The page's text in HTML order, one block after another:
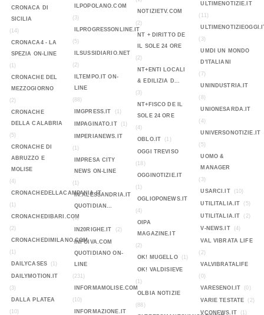
CRONACA DI
SICILIA
(14)
CRONACA4 - LA
SPEZIA ON-LINE
(1)
CRONACHE DEL
MEZZOGIORNO
(2)
CRONACHE
DELLA CALABRIA
(5)
CRONACHE DI
ABRUZZO E
MOLISE
(4)
CRONACHEDELLACAMPANIA.IT
(1)
CRONACHEDIBARI.COM
(2)
CRONACHEDIMILANO.COM
(1)
DAILYCASES
(1)
DAILYMOTION.IT
(3)
DALLA PLATEA
(10)
ILPOPOLANO.COM
(3)
ILPROGRESSONLINE.IT
(5)
ILSUSSIDIARIO.NET
(2)
ILTEMPO.IT ON-
LINE
(88)
IMGPRESS.IT
(1)
IMPAGINATO.IT (1)
IMPERIANEWS.IT
(1)
IMPRESA CITY
NEWS ON-LINE
(1)
IN.ALESSANDRIA.IT
QUOTIDIAN...
(1)
IN20RIGHE.IT
(2)
INFOIVA.COM
QUOTIDIANO ON-
LINE
(231)
INFORMAMOLISE.COM
(10)
INFORMAZIONE.IT
NOTIZIETV.COM
(2)
NT + DIRITTO DE
IL SOLE 24 ORE
(2)
NT+ENTI LOCALI
& EDILIZIA D...
(3)
NT+FISCO DE IL
SOLE 24 ORE
(4)
OBLO.IT
(1)
OGGI TREVISO
(18)
OGGINOTIZIE.IT
(1)
OGLIOPONEWS.IT
(4)
OIPA
MAGAZINE.IT
(2)
OK! MUGELLO
(1)
OK! VALDISIEVE
(1)
OLBIA NOTIZIE
(88)
ULTIMENOTIZIE.IT
(11)
(3)
UMDI UN MONDO
D'ITALIANI
(7)
UNINDUSTRIA.IT
(8)
UNIONESARDA.IT
(4)
UNIVERSONOTIZIE.IT
(5)
UOMO &
MANAGER
(3)
USARCI.IT
(10)
UTILITALIA.IT (5)
UTILITALIA.IT (2)
V-NEWS.IT (4)
VAL VIBRATA LIFE
(2)
VALVIBRATALIFE
(0)
VARESENOI.IT
(0)
VARIE TESTATE (2)
VCONEWS.IT (1)